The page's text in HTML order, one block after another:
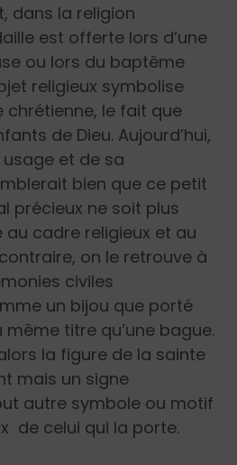
dans la religion
est offerte lors d’une
ou lors du baptême
religieux symbolise
chrétienne, le fait que
de Dieu. Aujourd’hui,
et de sa
bien que ce petit
précieux ne soit plus
au cadre religieux et au
on le retrouve à
civiles
un bijou que porté
titre qu’une bague.
la figure de la sainte
mais un signe
autre symbole ou motif
de celui qui la porte.